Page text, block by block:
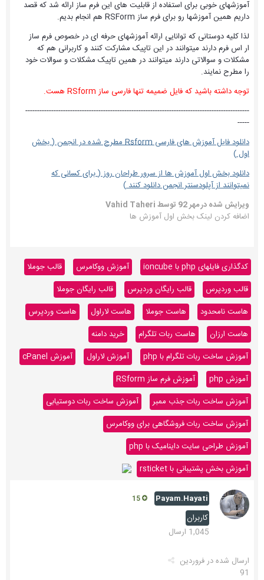
آموزشهای خوبی برای استفاده از قابلیت های این فرم ساز ارائه شد که قصد
داریم همین آموزشها رو برای فرم ساز RSForm هم انجام بدیم.
لذا کلیه دوستانی که توانایی ارائه آموزشهای حرفه ای در خصوص فرم ساز
ار اس فرم دارند میتوانند در این تاپیک مشارکت کنند و کاربرانی هم که
مشکلات و سوالاتی دارند میتوانند در همین تاپیک مشکلات و سوالات خود
را مطرح نمایند.
توجه داشته باشید که فایل ضمیمه تنها فارسی ساز RSform هست.
-----------------------------------------------------------------------------------------------
-----
دانلود فایل آموزش های فارسی Rsform مطرح شده در انجمن ( بخش
اول )
دانلود بخش اول آموزش ها از سرور طراحان روز ( برای کسانی که
نمیتوانند از آپلودسنتر انجمن دانلود کنند )
ویرایش شده درمهر 92
توسط Vahid Taheri
اضافه کردن لینک بخش اول آموزش ها
کدگذاری فایلهای php با ioncube آموزش ووکامرس
قالب جوملا
قالب وردپرس
قالب رایگان وردپرس
قالب رایگان جوملا
هاست نامحدود
هاست جوملا هاست لاراول
هاست وردپرس
هاست ارزان
هاست ربات تلگرام
خرید دامنه
آموزش ساخت ربات تلگرام با php
آموزش لاراول
آموزش cPanel
آموزش php
آموزش فرم ساز RSform
آموزش ساخت ربات جذب ممبر
آموزش ساخت ربات دوستیابی
آموزش ساخت ربات فروشگاهی برای ووکامرس
آموزش طراحی سایت داینامیک با php
آموزش بخش پشتیبانی با rsticket
Payam.Hayati
کاربران
1,045 ارسال
ارسال شده درفروردین
91